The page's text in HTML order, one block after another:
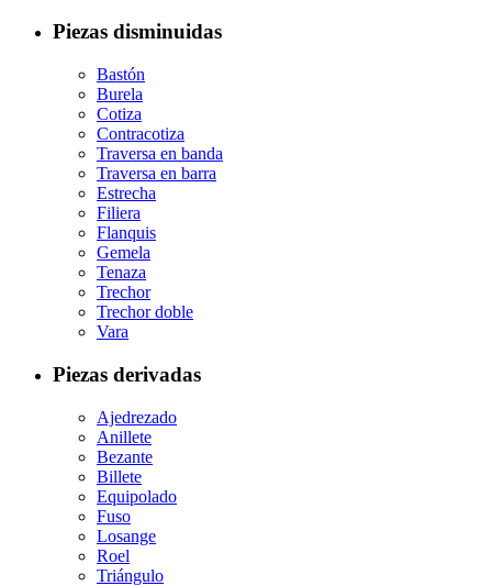
Piezas disminuidas
Bastón
Burela
Cotiza
Contracotiza
Traversa en banda
Traversa en barra
Estrecha
Filiera
Flanquis
Gemela
Tenaza
Trechor
Trechor doble
Vara
Piezas derivadas
Ajedrezado
Anillete
Bezante
Billete
Equipolado
Fuso
Losange
Roel
Triángulo